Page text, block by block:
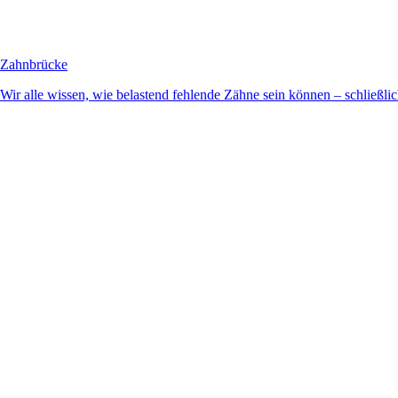
Zahnbrücke
Wir alle wissen, wie belastend fehlende Zähne sein können –